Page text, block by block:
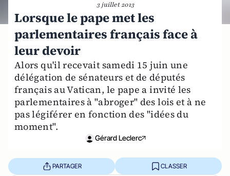
3 juillet 2013
Lorsque le pape met les
parlementaires français face à
leur devoir
Alors qu'il recevait samedi 15 juin une
délégation de sénateurs et de députés
français au Vatican, le pape a invité les
parlementaires à "abroger" des lois et à ne
pas légiférer en fonction des "idées du
moment".
Gérard Leclerc
PARTAGER CLASSER